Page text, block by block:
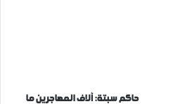
حاكم سبتة: آلاف المهاجرين ما